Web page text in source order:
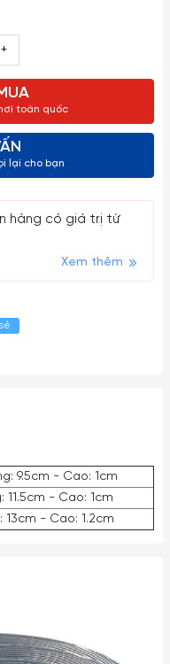
+
toàn quốc
lại cho bạn
hàng có giá trị từ
Xem thêm
9.5cm - Cao: 1cm
11.5cm - Cao: 1cm
13cm - Cao: 1.2cm